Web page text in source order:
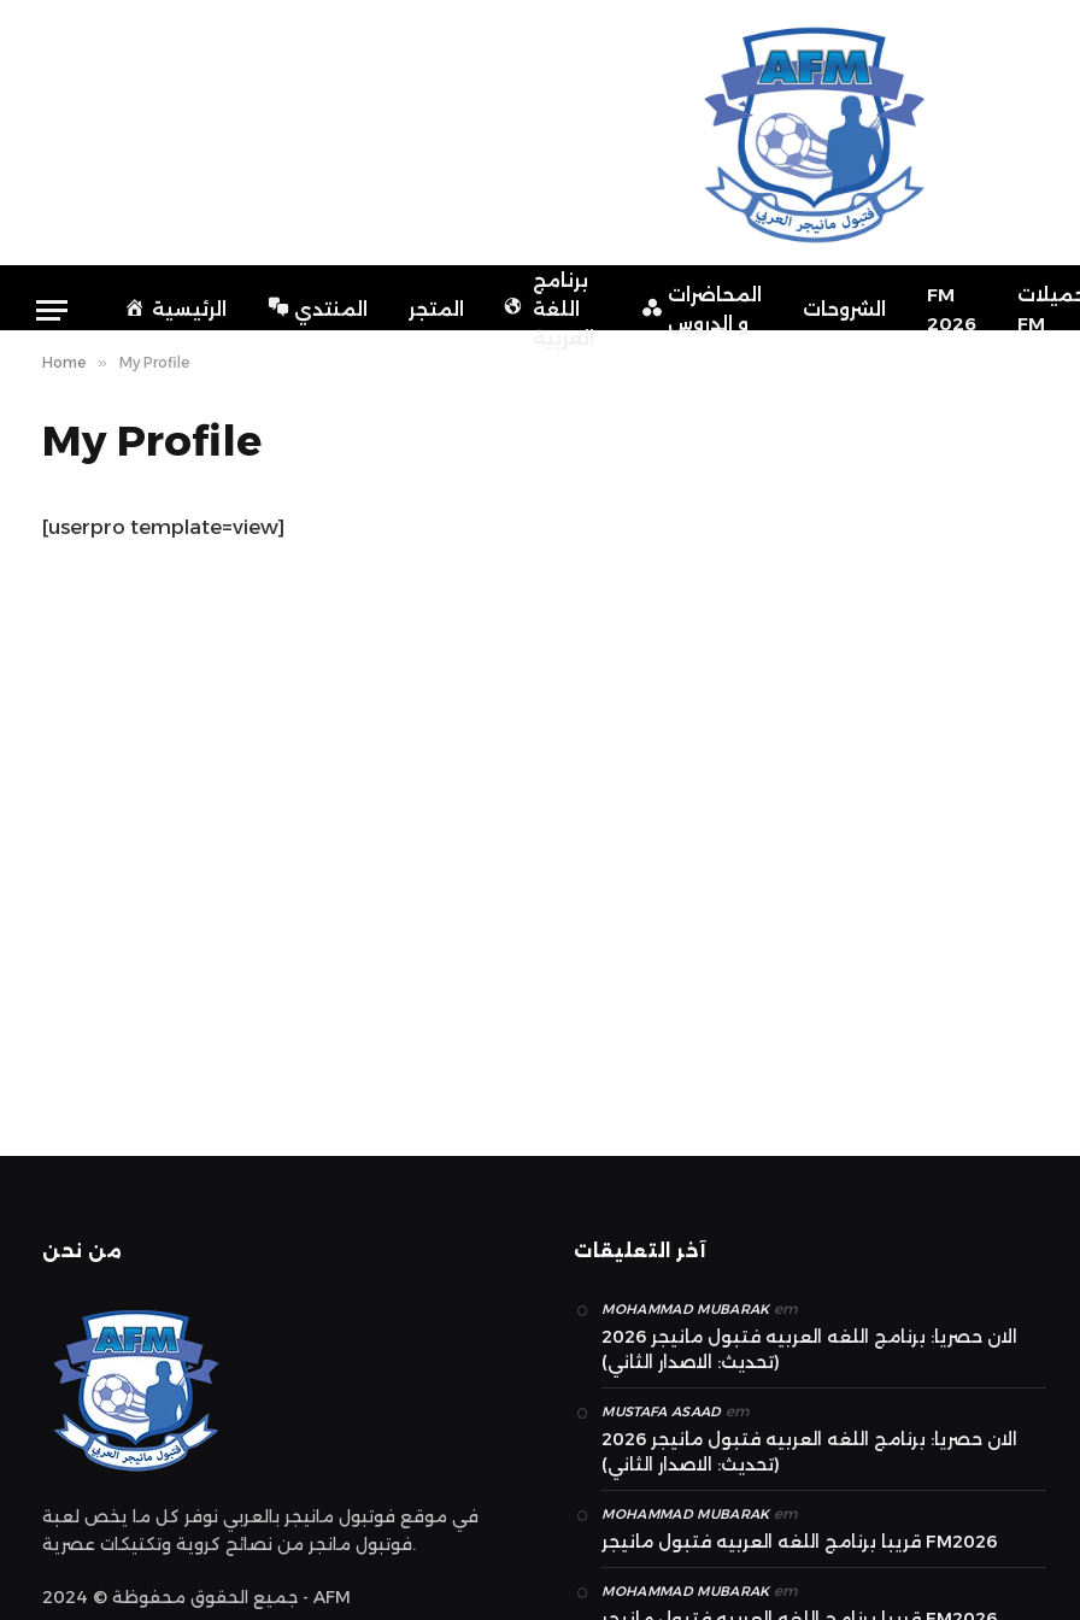
الرئيسية المنتدي المتجر
برنامج
اللغة
العربية
المحاضرات
و الدروس
الشروحات
FM
2026
FM
Home » My Profile
My Profile
[userpro template=view]
من نحن
في موقع فوتبول مانيجر بالعربي نوفر كل ما يخص لعبة
فوتبول مانجر من نصائح كروية وتكتيكات عصرية.
جميع الحقوق محفوظة © 2024 - AFM
آخر التعليقات
MOHAMMAD MUBARAKem
الان حصريا: برنامج اللغه العربيه فتبول مانيجر 2026
(تحديث: الاصدار الثاني)
MUSTAFA ASAADem
الان حصريا: برنامج اللغه العربيه فتبول مانيجر 2026
(تحديث: الاصدار الثاني)
MOHAMMAD MUBARAKem
قريبا برنامج اللغه العربيه فتبول مانيجر FM2026
MOHAMMAD MUBARAKem